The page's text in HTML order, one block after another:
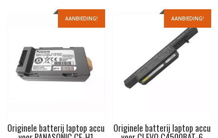
AANBIEDING!
Originele batterij laptop accu
AANBIEDING!
Originele batterij laptop accu